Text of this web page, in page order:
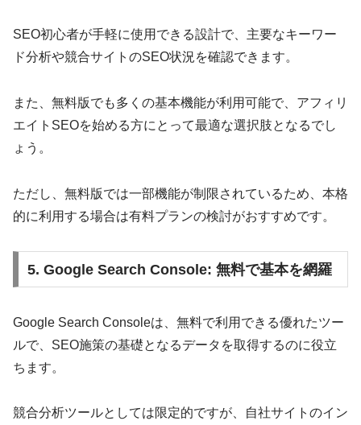
SEO初心者が手軽に使用できる設計で、主要なキーワー
ド分析や競合サイトのSEO状況を確認できます。
また、無料版でも多くの基本機能が利用可能で、アフィリ
エイトSEOを始める方にとって最適な選択肢となるでし
ょう。
ただし、無料版では一部機能が制限されているため、本格
的に利用する場合は有料プランの検討がおすすめです。
5. Google Search Console: 無料で基本を網羅
Google Search Consoleは、無料で利用できる優れたツー
ルで、SEO施策の基礎となるデータを取得するのに役立
ちます。
競合分析ツールとしては限定的ですが、自社サイトのイン